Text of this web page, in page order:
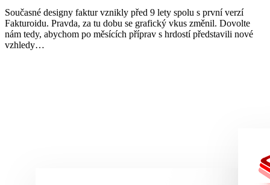
Současné designy faktur vznikly před 9 lety spolu s první verzí
Fakturoidu. Pravda, za tu dobu se grafický vkus změnil. Dovolte
nám tedy, abychom po měsících příprav s hrdostí představili nové
vzhledy…